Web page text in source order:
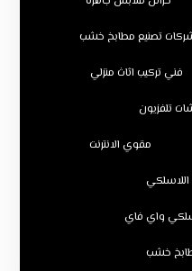
تصنيع مطابخ خشب
فني تركيب اثاث منزلي
تلفزيون
مقوي الانترنت
اللاسلكي
واي فاي
خشب